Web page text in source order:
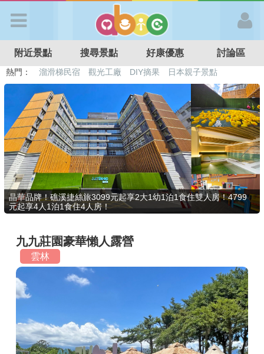
APP登入
首 頁
搜尋景點
好康優惠
最新消息
最新留言
商家合作
推薦景點
附近景點 搜尋景點 好康優惠 討論區
熱門： 溜滑梯民宿 觀光工廠 DIY摘果
日本親子景點
特色遊戲場
親子住房優惠 台北親子餐廳 溫泉泡湯SPA
晶華品牌！礁溪捷絲旅3099元起享2大1幼1泊1食住雙人房！4799
元起享4人1泊1食住4人房！
九九莊園豪華懶人露營
雲林